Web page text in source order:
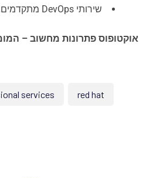
​​​​​​​שירותי DevOps מתקדמים.
אוקטופוס פתרונות מחשוב –
services red hat